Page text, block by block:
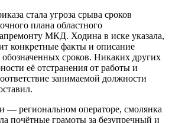
стала угроза срыва сроков
плана областного
МКД. Ходина в иске указала,
конкретные факты и описание
сроков. Никаких других
её отстранения от работы и
занимаемой должности
— региональном операторе, смолянка
почётные грамоты за безупречный и